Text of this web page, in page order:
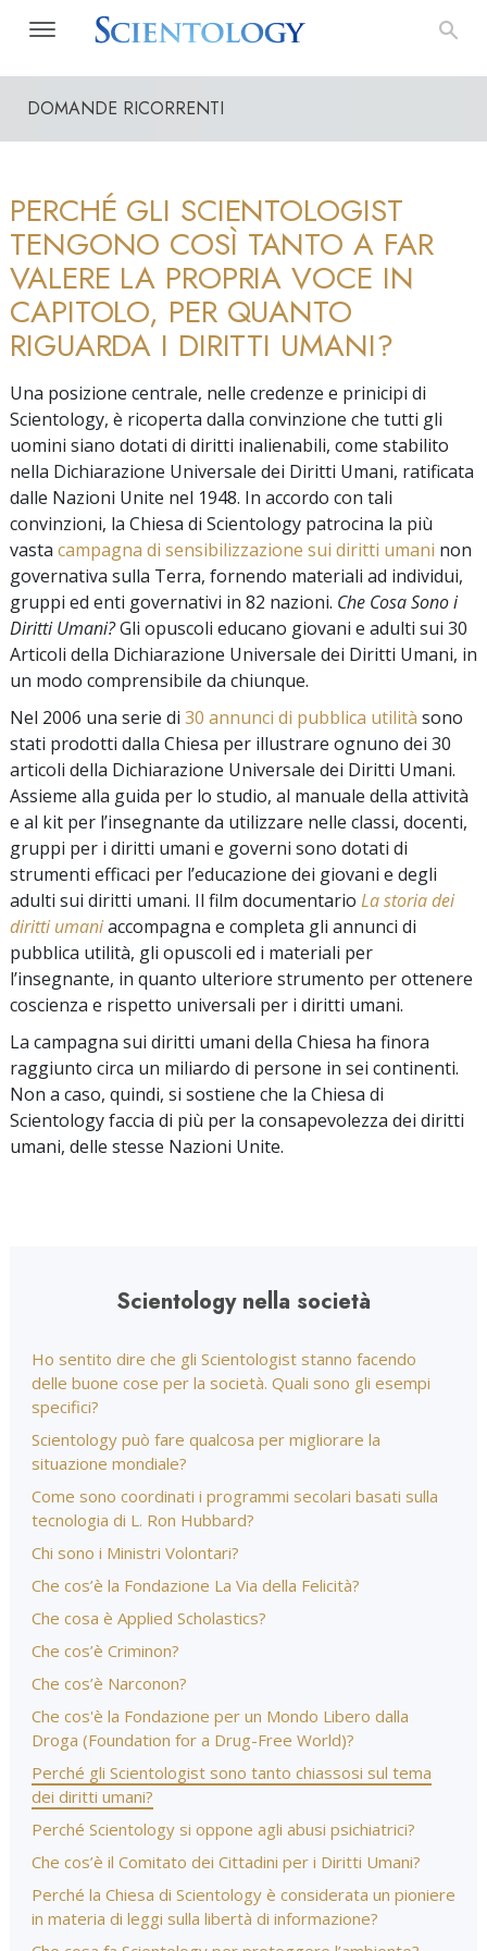
DOMANDE RICORRENTI
PERCHÉ GLI SCIENTOLOGIST
TENGONO COSÌ TANTO A FAR
VALERE LA PROPRIA VOCE IN
CAPITOLO, PER QUANTO
RIGUARDA I DIRITTI UMANI?
Una posizione centrale, nelle credenze e prinicipi di
Scientology, è ricoperta dalla convinzione che tutti gli
uomini siano dotati di diritti inalienabili, come stabilito
nella Dichiarazione Universale dei Diritti Umani, ratificata
dalle Nazioni Unite nel 1948. In accordo con tali
convinzioni, la Chiesa di Scientology patrocina la più
vasta campagna di sensibilizzazione sui diritti umani non
governativa sulla Terra, fornendo materiali ad individui,
gruppi ed enti governativi in 82 nazioni. Che Cosa Sono i
Diritti Umani?Gli opuscoli educano giovani e adulti sui 30
Articoli della Dichiarazione Universale dei Diritti Umani, in
un modo comprensibile da chiunque.
Nel 2006 una serie di 30 annunci di pubblica utilità sono
stati prodotti dalla Chiesa per illustrare ognuno dei 30
articoli della Dichiarazione Universale dei Diritti Umani.
Assieme alla guida per lo studio, al manuale della attività
e al kit per l’insegnante da utilizzare nelle classi, docenti,
gruppi per i diritti umani e governi sono dotati di
strumenti efficaci per l’educazione dei giovani e degli
adulti sui diritti umani. Il film documentario La storia dei
diritti umaniaccompagna e completa gli annunci di
pubblica utilità, gli opuscoli ed i materiali per
l’insegnante, in quanto ulteriore strumento per ottenere
coscienza e rispetto universali per i diritti umani.
La campagna sui diritti umani della Chiesa ha finora
raggiunto circa un miliardo di persone in sei continenti.
Non a caso, quindi, si sostiene che la Chiesa di
Scientology faccia di più per la consapevolezza dei diritti
umani, delle stesse Nazioni Unite.
Scientology nella società
Ho sentito dire che gli Scientologist stanno facendo
delle buone cose per la società. Quali sono gli esempi
specifici?
Scientology può fare qualcosa per migliorare la
situazione mondiale?
Come sono coordinati i programmi secolari basati sulla
tecnologia di L. Ron Hubbard?
Chi sono i Ministri Volontari?
Che cos’è la Fondazione La Via della Felicità?
Che cosa è Applied Scholastics?
Che cos’è Criminon?
Che cos’è Narconon?
Che cos'è la Fondazione per un Mondo Libero dalla
Droga (Foundation for a Drug-Free World)?
Perché gli Scientologist sono tanto chiassosi sul tema
dei diritti umani?
Perché Scientology si oppone agli abusi psichiatrici?
Che cos’è il Comitato dei Cittadini per i Diritti Umani?
Perché la Chiesa di Scientology è considerata un pioniere
in materia di leggi sulla libertà di informazione?